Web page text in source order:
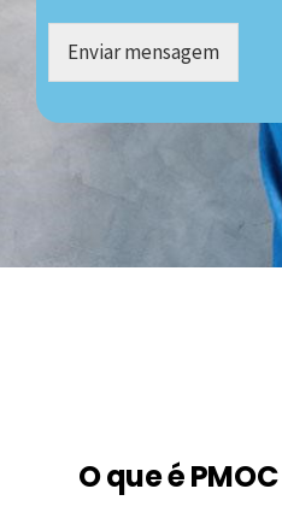
Enviar mensagem
O que é PMOC